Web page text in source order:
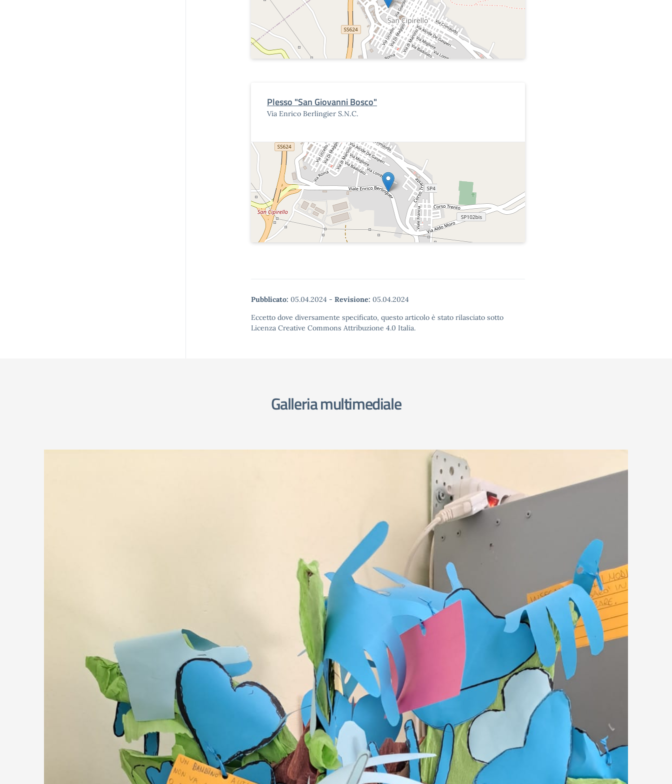
Plesso "San Giovanni Bosco"
Via Enrico Berlingier S.N.C.
Pubblicato: 05.04.2024 - Revisione: 05.04.2024
Eccetto dove diversamente specificato, questo articolo è stato rilasciato sotto
Licenza Creative Commons Attribuzione 4.0 Italia.
Galleria multimediale